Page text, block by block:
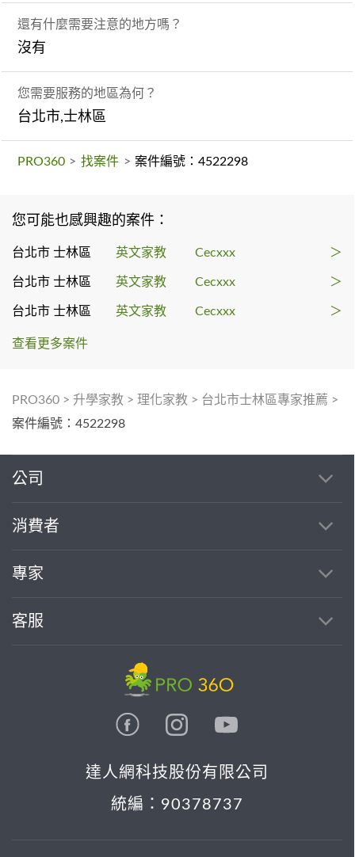
還有什麼需要注意的地方嗎？
沒有
您需要服務的地區為何？
台北市,士林區
PRO360 > 找案件 > 案件編號：4522298
您可能也感興趣的案件：
台北市 士林區 英文家教 Cecxxx ＞
台北市 士林區 英文家教 Cecxxx ＞
台北市 士林區 英文家教 Cecxxx ＞
查看更多案件
PRO360 > 升學家教 > 理化家教 > 台北市士林區專家推薦 >
案件編號：4522298
公司
消費者
專家
客服
達人網科技股份有限公司
統編：90378737